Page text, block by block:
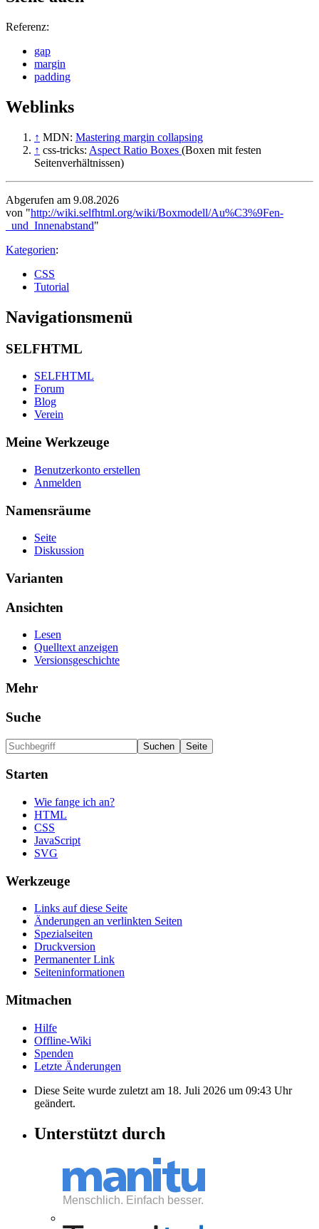
Referenz:
gap
margin
padding
Weblinks
↑ MDN: Mastering margin collapsing
↑ css-tricks: Aspect Ratio Boxes (Boxen mit festen
Seitenverhältnissen)
Abgerufen am 9.08.2026
von "http://wiki.selfhtml.org/wiki/Boxmodell/Au%C3%9Fen-
_und_Innenabstand"
Kategorien:
CSS
Tutorial
Navigationsmenü
SELFHTML
SELFHTML
Forum
Blog
Verein
Meine Werkzeuge
Benutzerkonto erstellen
Anmelden
Namensräume
Seite
Diskussion
Varianten
Ansichten
Lesen
Quelltext anzeigen
Versionsgeschichte
Mehr
Suche
Starten
Wie fange ich an?
HTML
CSS
JavaScript
SVG
Werkzeuge
Links auf diese Seite
Änderungen an verlinkten Seiten
Spezialseiten
Druckversion
Permanenter Link
Seiten­informationen
Mitmachen
Hilfe
Offline-Wiki
Spenden
Letzte Änderungen
Diese Seite wurde zuletzt am 18. Juli 2026 um 09:43 Uhr
geändert.
Unterstützt durch